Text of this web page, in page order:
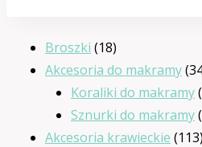
Broszki 1818
produktów
Akcesoria do makramy
Koraliki do makramy
Sznurki do makramy
Akcesoria krawieckie 113